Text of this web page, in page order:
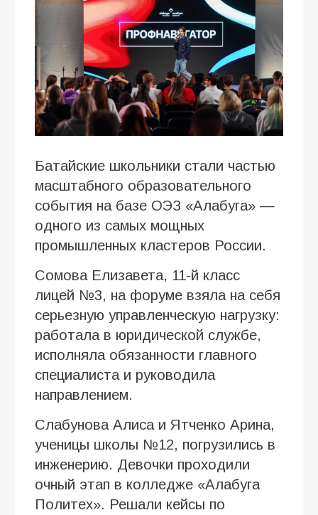
Батайские школьники стали частью
масштабного образовательного
события на базе ОЭЗ «Алабуга» —
одного из самых мощных
промышленных кластеров России.
Сомова Елизавета, 11-й класс
лицей №3, на форуме взяла на себя
серьезную управленческую нагрузку:
работала в юридической службе,
исполняла обязанности главного
специалиста и руководила
направлением.
Слабунова Алиса и Ятченко Арина,
ученицы школы №12, погрузились в
инженерию. Девочки проходили
очный этап в колледже «Алабуга
Политех». Решали кейсы по